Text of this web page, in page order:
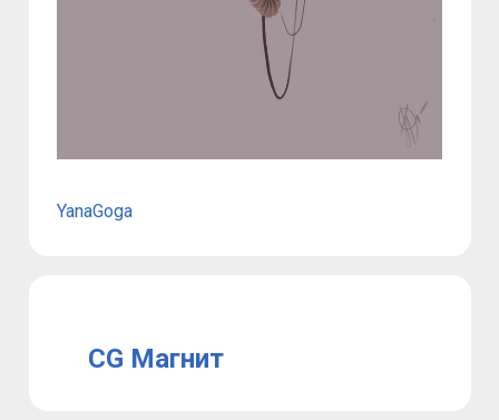
YanaGoga
CG Магнит